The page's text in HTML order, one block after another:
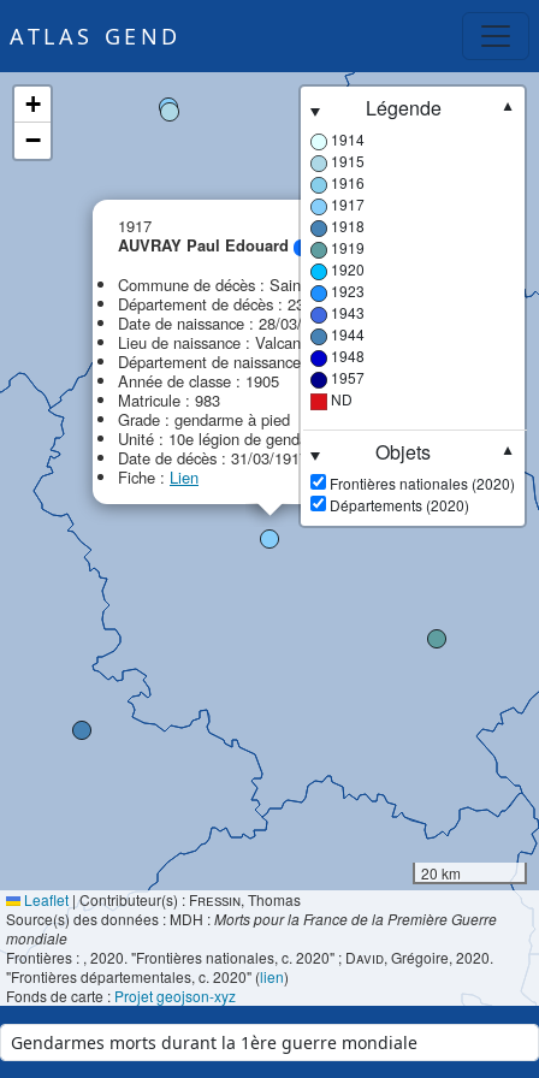
ATLAS GEND
1917
AUVRAY Paul Edouard
MPF
Commune de décès : Sainte-Feyre
Département de décès : 23 - Creuse
Date de naissance : 28/03/1885
Lieu de naissance : Valcanville
Département de naissance : 50 - Manche
Année de classe : 1905
Matricule : 983
Grade : gendarme à pied
Unité : 10e légion de gendarmerie (10e LG)
Date de décès : 31/03/1917
Fiche : Lien
+
−
Légende
▼
1914
1915
1916
1917
1918
1919
1920
1923
1943
1944
1948
1957
ND
Objets
▼
Frontières nationales (2020)
Départements (2020)
20 km
Leaflet |Contributeur(s) : Fressin, Thomas
Source(s) des données : MDH :Morts pour la France de la Première Guerre
mondiale
Frontières : , 2020. "Frontières nationales, c. 2020" ; David, Grégoire, 2020.
"Frontières départementales, c. 2020" (lien)
Fonds de carte : Projet geojson-xyz